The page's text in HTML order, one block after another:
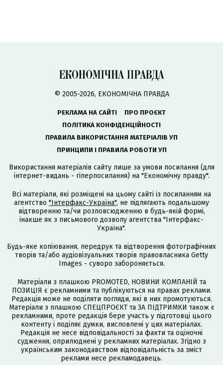
© 2005-2026, ЕКОНОМІЧНА ПРАВДА
РЕКЛАМА НА САЙТІ
ПРО ПРОЄКТ
ПОЛІТИКА КОНФІДЕНЦІЙНОСТІ
ПРАВИЛА ВИКОРИСТАННЯ МАТЕРІАЛІВ УП
ПРИНЦИПИ І ПРАВИЛА РОБОТИ УП
Використання матеріалів сайту лише за умови посилання (для
інтернет-видань - гіперпосилання) на "Економічну правду".
Всі матеріали, які розміщені на цьому сайті із посиланням на
агентство "Інтерфакс-Україна", не підлягають подальшому
відтворенню та/чи розповсюдженню в будь-якій формі,
інакше як з письмового дозволу агентства "Інтерфакс-
Україна".
Будь-яке копіювання, передрук та відтворення фотографічних
творів та/або аудіовізуальних творів правовласника Getty
Images - суворо забороняється.
Матеріали з плашкою PROMOTED, НОВИНИ КОМПАНІЙ та
ПОЗИЦІЯ є рекламними та публікуються на правах реклами.
Редакція може не поділяти погляди, які в них промотуються.
Матеріали з плашкою СПЕЦПРОЄКТ та ЗА ПІДТРИМКИ також є
рекламними, проте редакція бере участь у підготовці цього
контенту і поділяє думки, висловлені у цих матеріалах.
Редакція не несе відповідальності за факти та оціночні
судження, оприлюднені у рекламних матеріалах. Згідно з
українським законодавством відповідальність за зміст
реклами несе рекламодавець.